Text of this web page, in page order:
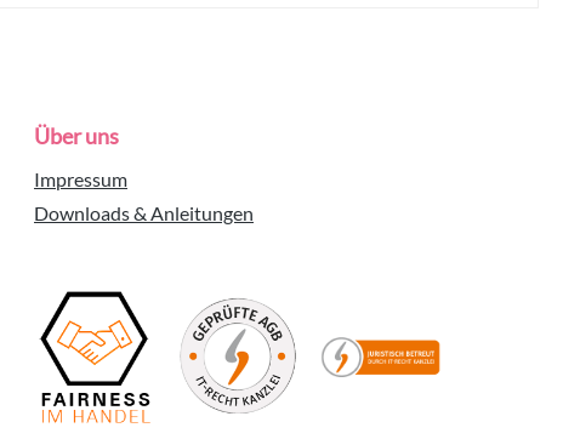
Über uns
Impressum
Downloads & Anleitungen